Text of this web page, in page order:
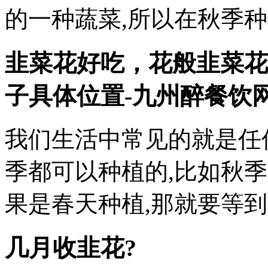
的一种蔬菜,所以在秋季
韭菜花好吃，花般韭菜
子具体位置-九州醉餐饮
我们生活中常见的就是
季都可以种植的,比如秋
果是春天种植,那就要等
几月收韭花?